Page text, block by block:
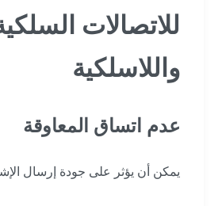
للاتصالات السلكية
واللاسلكية
عدم اتساق المعاوقة
يمكن أن يؤثر على جودة إرسال الإشارة.